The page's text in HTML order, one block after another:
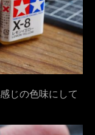
じの色味にして